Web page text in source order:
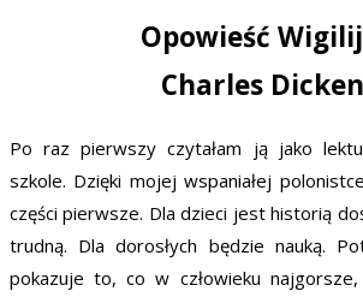
Opowieść
Charles
Po raz pierwszy czytałam ją jako
szkole. Dzięki mojej wspaniałej
części pierwsze. Dla dzieci jest historią
trudną. Dla dorosłych będzie nauką.
pokazuje to, co w człowieku